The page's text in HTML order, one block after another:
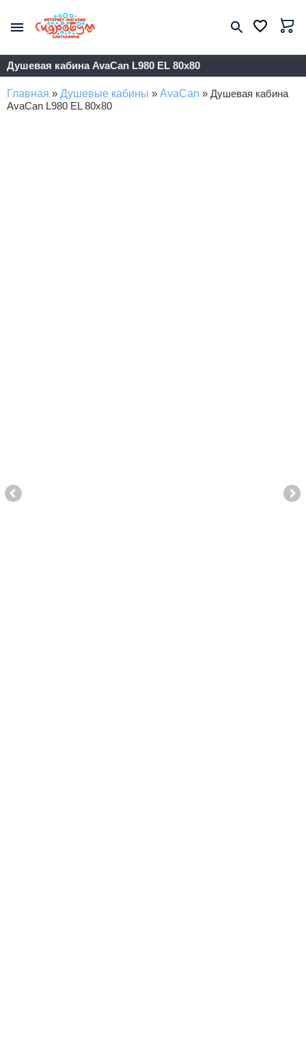
Душевая кабина AvaCan L980 EL 80x80
Главная » Душевые кабины » AvaCan » Душевая кабина
AvaCan L980 EL 80x80